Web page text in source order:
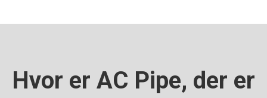
Hvor er AC Pipe, der er